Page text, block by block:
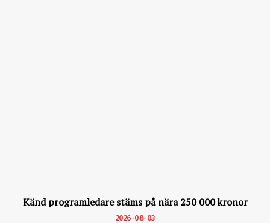
Känd programledare stäms på nära 250 000 kronor
2026-08-03